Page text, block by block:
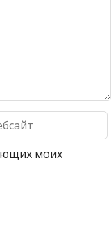
моих